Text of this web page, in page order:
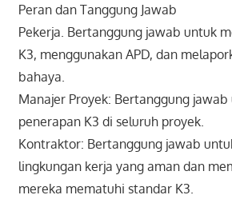
Peran dan Tanggung Jawab
Pekerja. Bertanggung jawab untuk
K3, menggunakan APD, dan
bahaya.
Manajer Proyek: Bertanggung
penerapan K3 di seluruh proyek.
Kontraktor: Bertanggung jawab
lingkungan kerja yang aman dan
mereka mematuhi standar K3.